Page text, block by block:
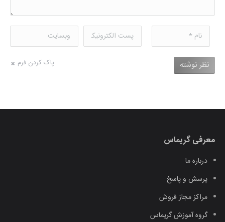
نام * پست الکترونیکی * وبسایت
پاک کردن فرم نظر نوشته
معرفی گریماس
درباره ما
پرسش و پاسخ
مراکز مجاز فروش
گروه آموزش گریماس